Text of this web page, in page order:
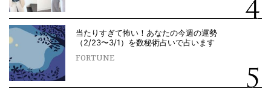
当たりすぎて怖い！あなたの今週の運勢
（2/23〜3/1）を数秘術占いで占います
FORTUNE